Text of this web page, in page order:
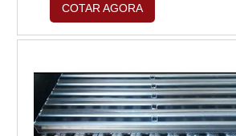
suporte de especialistas para
dúvidas.ZINCAGEM
acessível em uma empresa
segurança, encontra na internet a
COTAR AGORA